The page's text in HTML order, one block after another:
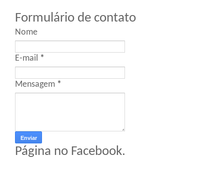
Formulário de contato
Nome
E-mail *
Mensagem *
Página no Facebook.